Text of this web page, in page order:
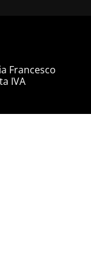
Francesco
IVA